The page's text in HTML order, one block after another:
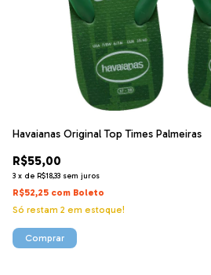
Havaianas Original Top Times Palmeiras
R$55,00
3 x de R$18,33 sem juros
R$52,25 com Boleto
Só restam 2 em estoque!
Comprar